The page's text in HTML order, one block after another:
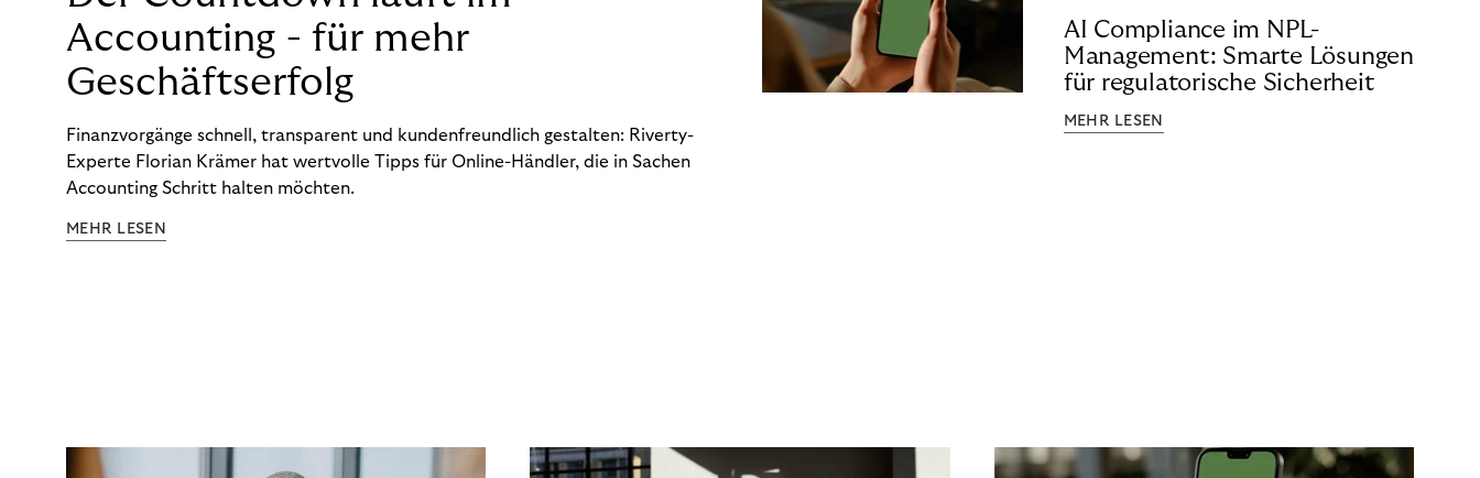
Accounting - für mehr
Geschäftserfolg
Finanzvorgänge schnell, transparent und kundenfreundlich gestalten: Riverty-
Experte Florian Krämer hat wertvolle Tipps für Online-Händler, die in Sachen
Accounting Schritt halten möchten.
MEHR LESEN
AI Compliance im NPL-
Management: Smarte Lösungen
für regulatorische Sicherheit
MEHR LESEN